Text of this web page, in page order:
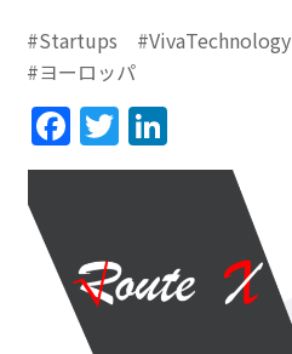
#Startups
#VivaTechnology
#ヨーロッパ
Facebook
Twitter